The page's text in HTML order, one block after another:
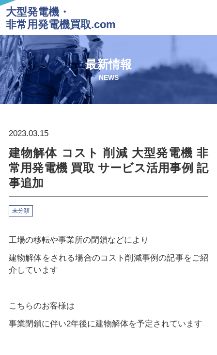
大型発電機・
非常用発電機買取.com
最新情報
NEWS
2023.03.15
建物解体 コスト 削減 大型発電機 非
常用発電機 買取 サービス活用事例 記
事追加
未分類
工場の移転や事業所の閉鎖などにより
建物解体をされる場合のコスト削減事例の記事をご紹
介しています
こちらのお客様は
事業閉鎖に伴い2年後に建物解体を予定されています